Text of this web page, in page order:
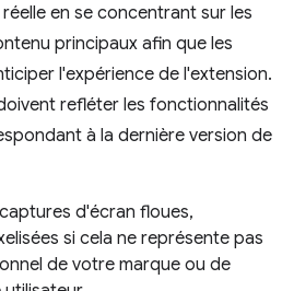
en se concentrant sur les
principaux afin que les
l'expérience de l'extension.
refléter les fonctionnalités
à la dernière version de
d'écran floues,
si cela ne représente pas
de votre marque ou de